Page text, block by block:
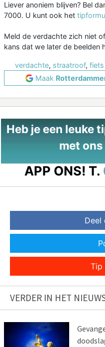
Liever anoniem blijven? Bel
7000. U kunt ook het
Meld de verdachte zich niet
kans dat we later de beelden
verdachte, straatroof, fiets
Maak
Heb je een leuke
met
APP ONS! T.
Deel
Tip
VERDER IN HET